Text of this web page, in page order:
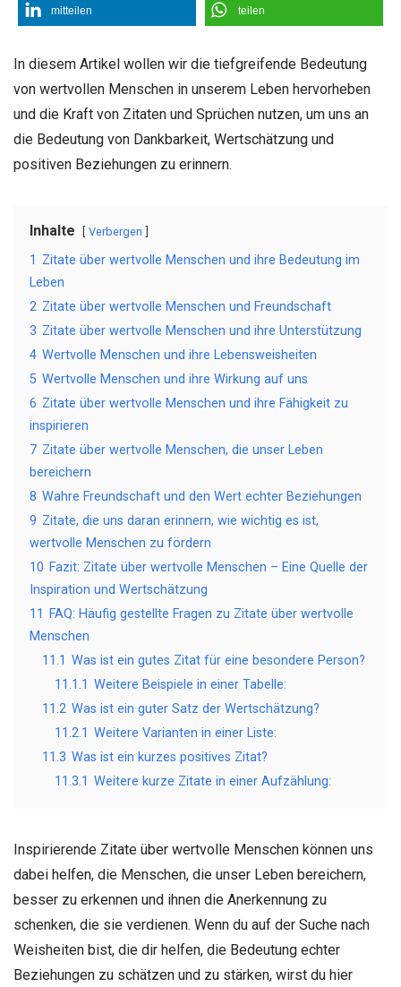
mitteilen teilen
In diesem Artikel wollen wir die tiefgreifende Bedeutung
von wertvollen Menschen in unserem Leben hervorheben
und die Kraft von Zitaten und Sprüchen nutzen, um uns an
die Bedeutung von Dankbarkeit, Wertschätzung und
positiven Beziehungen zu erinnern.
Inhalte Verbergen
1 Zitate über wertvolle Menschen und ihre Bedeutung im
Leben
2 Zitate über wertvolle Menschen und Freundschaft
3 Zitate über wertvolle Menschen und ihre Unterstützung
4 Wertvolle Menschen und ihre Lebensweisheiten
5 Wertvolle Menschen und ihre Wirkung auf uns
6 Zitate über wertvolle Menschen und ihre Fähigkeit zu
inspirieren
7 Zitate über wertvolle Menschen, die unser Leben
bereichern
8 Wahre Freundschaft und den Wert echter Beziehungen
9 Zitate, die uns daran erinnern, wie wichtig es ist,
wertvolle Menschen zu fördern
10 Fazit: Zitate über wertvolle Menschen – Eine Quelle der
Inspiration und Wertschätzung
11
FAQ: Häufig gestellte Fragen zu Zitate über wertvolle
Menschen
11.1 Was ist ein gutes Zitat für eine besondere Person?
11.1.1 Weitere Beispiele in einer Tabelle:
11.2 Was ist ein guter Satz der Wertschätzung?
11.2.1 Weitere Varianten in einer Liste:
11.3 Was ist ein kurzes positives Zitat?
11.3.1 Weitere kurze Zitate in einer Aufzählung:
Inspirierende Zitate über wertvolle Menschen können uns
dabei helfen, die Menschen, die unser Leben bereichern,
besser zu erkennen und ihnen die Anerkennung zu
schenken, die sie verdienen. Wenn du auf der Suche nach
Weisheiten bist, die dir helfen, die Bedeutung echter
Beziehungen zu schätzen und zu stärken, wirst du hier